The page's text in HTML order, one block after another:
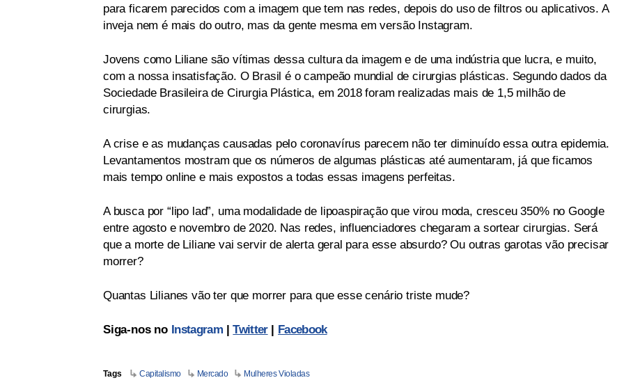
para ficarem parecidos com a imagem que tem nas redes, depois do uso de filtros ou aplicativos. A
inveja nem é mais do outro, mas da gente mesma em versão Instagram.
Jovens como Liliane são vítimas dessa cultura da imagem e de uma indústria que lucra, e muito,
com a nossa insatisfação. O Brasil é o campeão mundial de cirurgias plásticas. Segundo dados da
Sociedade Brasileira de Cirurgia Plástica, em 2018 foram realizadas mais de 1,5 milhão de
cirurgias.
A crise e as mudanças causadas pelo coronavírus parecem não ter diminuído essa outra epidemia.
Levantamentos mostram que os números de algumas plásticas até aumentaram, já que ficamos
mais tempo online e mais expostos a todas essas imagens perfeitas.
A busca por “lipo lad”, uma modalidade de lipoaspiração que virou moda, cresceu 350% no Google
entre agosto e novembro de 2020. Nas redes, influenciadores chegaram a sortear cirurgias. Será
que a morte de Liliane vai servir de alerta geral para esse absurdo? Ou outras garotas vão precisar
morrer?
Quantas Lilianes vão ter que morrer para que esse cenário triste mude?
Siga-nos no Instagram|Twitter| Facebook
Tags Capitalismo Mercado Mulheres Violadas